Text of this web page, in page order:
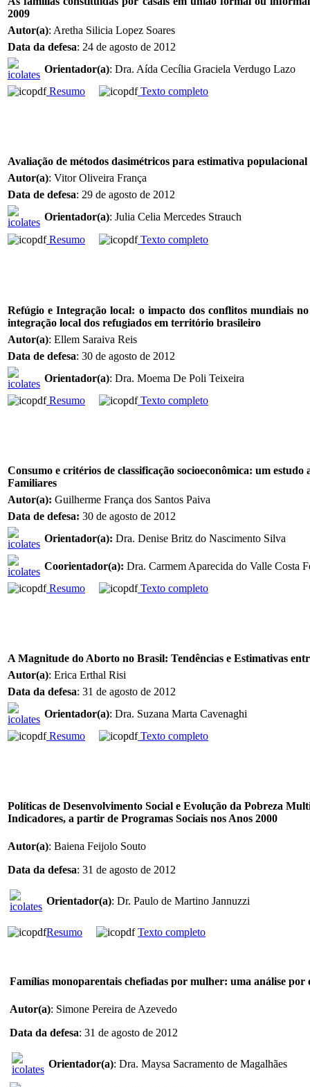
2009
Autor(a): Aretha Silicia Lopez Soares
Data da defesa: 24 de agosto de 2012
Orientador(a): Dra. Aída Cecília Graciela Verdugo Lazo
Resumo
Texto completo
Avaliação de métodos dasimétricos para estimativa populacional
Autor(a): Vitor Oliveira França
Data de defesa: 29 de agosto de 2012
Orientador(a): Julia Celia Mercedes Strauch
Resumo
Texto completo
Refúgio e Integração local: o impacto dos conflitos mundiais
integração local dos refugiados em território brasileiro
Autor(a): Ellem Saraiva Reis
Data de defesa: 30 de agosto de 2012
Orientador(a): Dra. Moema De Poli Teixeira
Resumo
Texto completo
Consumo e critérios de classificação socioeconômica: um estudo
Familiares
Autor(a): Guilherme França dos Santos Paiva
Data de defesa: 30 de agosto de 2012
Orientador(a): Dra. Denise Britz do Nascimento Silva
Coorientador(a): Dra. Carmem Aparecida do Valle Costa
Resumo
Texto completo
A Magnitude do Aborto no Brasil: Tendências e Estimativas
Autor(a): Erica Erthal Risi
Data da defesa: 31 de agosto de 2012
Orientador(a): Dra. Suzana Marta Cavenaghi
Resumo
Texto completo
Políticas de Desenvolvimento Social e Evolução da Pobreza
Indicadores, a partir de Programas Sociais nos Anos 2000
Autor(a): Baiena Feijolo Souto
Data da defesa: 31 de agosto de 2012
Orientador(a): Dr. Paulo de Martino Jannuzzi
Resumo Texto completo
Famílias monoparentais chefiadas por mulher: uma análise por
Autor(a): Simone Pereira de Azevedo
Data da defesa: 31 de agosto de 2012
Orientador(a): Dra. Maysa Sacramento de Magalhães